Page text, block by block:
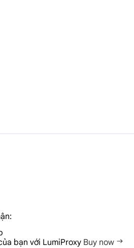
bạn với LumiProxy Buy now